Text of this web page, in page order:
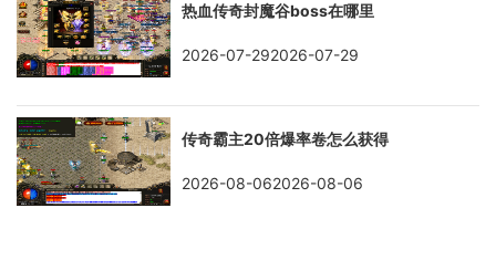
热血传奇封魔谷boss在哪里
2026-07-292026-07-29
传奇霸主20倍爆率卷怎么获得
2026-08-062026-08-06